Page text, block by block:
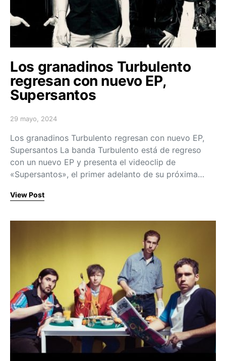
Los granadinos Turbulento
regresan con nuevo EP,
Supersantos
Posted on
29 mayo, 2024
Los granadinos Turbulento regresan con nuevo EP,
Supersantos La banda Turbulento está de regreso
con un nuevo EP y presenta el videoclip de
«Supersantos», el primer adelanto de su próxima…
View Post